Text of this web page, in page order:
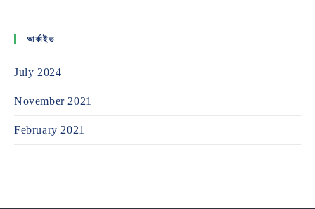
আর্কাইভ
July 2024
November 2021
February 2021